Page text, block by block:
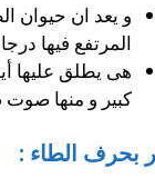
و يعد ان حيوان
المرتفع فيها
هى يطلق عليها
كبير و منها
بحرف الطاء :